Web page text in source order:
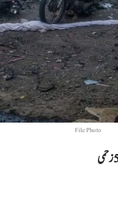
File Photo